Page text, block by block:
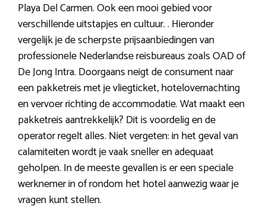
Playa Del Carmen. Ook een mooi gebied voor
verschillende uitstapjes en cultuur. . Hieronder
vergelijk je de scherpste prijsaanbiedingen van
professionele Nederlandse reisbureaus zoals OAD of
De Jong Intra. Doorgaans neigt de consument naar
een pakketreis met je vliegticket, hotelovernachting
en vervoer richting de accommodatie. Wat maakt een
pakketreis aantrekkelijk? Dit is voordelig en de
operator regelt alles. Niet vergeten: in het geval van
calamiteiten wordt je vaak sneller en adequaat
geholpen. In de meeste gevallen is er een speciale
werknemer in of rondom het hotel aanwezig waar je
vragen kunt stellen.